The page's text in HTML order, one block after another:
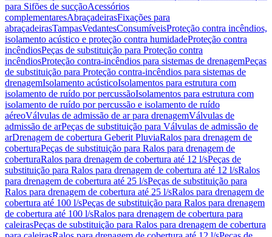
para Sifões de sucçãoAcessórios
complementaresAbraçadeirasFixações para
abraçadeirasTampasVedantesConsumíveisProteção contra incêndios,
isolamento acústico e proteção contra humidadeProteção contra
incêndiosPeças de substituição para Proteção contra
incêndiosProteção contra-incêndios para sistemas de drenagemPeças
de substituição para Proteção contra-incêndios para sistemas de
drenagemIsolamento acústicoIsolamentos para estrutura com
isolamento de ruído por percussãoIsolamentos para estrutura com
isolamento de ruído por percussão e isolamento de ruído
aéreoVálvulas de admissão de ar para drenagemVálvulas de
admissão de arPeças de substituição para Válvulas de admissão de
arDrenagem de cobertura Geberit PluviaRalos para drenagem de
coberturaPeças de substituição para Ralos para drenagem de
coberturaRalos para drenagem de cobertura até 12 l/sPeças de
substituição para Ralos para drenagem de cobertura até 12 l/sRalos
para drenagem de cobertura até 25 l/sPeças de substituição para
Ralos para drenagem de cobertura até 25 l/sRalos para drenagem de
cobertura até 100 l/sPeças de substituição para Ralos para drenagem
de cobertura até 100 l/sRalos para drenagem de cobertura para
caleirasPeças de substituição para Ralos para drenagem de cobertura